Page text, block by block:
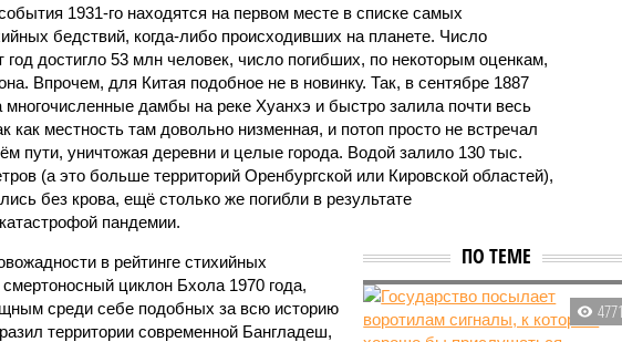
1931-го находятся на первом месте в списке самых
бедствий, когда-либо происходивших на планете. Число
год достигло 53 млн человек, число погибших, по некоторым оценкам,
Впрочем, для Китая подобное не в новинку. Так, в сентябре 1887
многочисленные дамбы на реке Хуанхэ и быстро залила почти весь
как местность там довольно низменная, и потоп просто не встречал
пути, уничтожая деревни и целые города. Водой залило 130 тыс.
(а это больше территорий Оренбургской или Кировской областей),
без крова, ещё столько же погибли в результате
пандемии.
ПО ТЕМЕ
4771
в рейтинге стихийных
циклон Бхола 1970 года,
среди себе подобных за всю историю
территории современной Бангладеш,